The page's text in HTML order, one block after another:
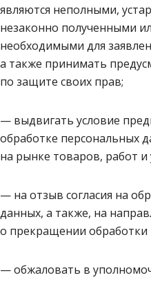
являются неполными,
незаконно полученными
необходимыми для
а также принимать
по защите своих прав;
— выдвигать условие
обработке персональных
на рынке товаров, работ и
— на отзыв согласия на
данных, а также, на
о прекращении обработки
— обжаловать в